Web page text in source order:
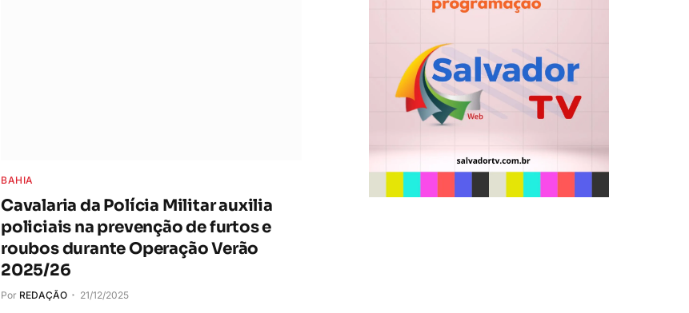
BAHIA
Cavalaria da Polícia Militar auxilia
policiais na prevenção de furtos e
roubos durante Operação Verão
2025/26
Por REDAÇÃO 21/12/2025